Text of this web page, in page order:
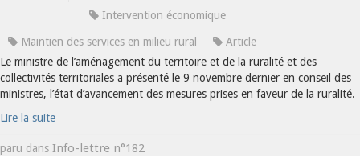
Intervention économique
Maintien des services en milieu rural
Article
Le ministre de l’aménagement du territoire et de la ruralité et des
collectivités territoriales a présenté le 9 novembre dernier en conseil des
ministres, l’état d’avancement des mesures prises en faveur de la ruralité.
Lire la suite
paru dans Info-lettre n°182